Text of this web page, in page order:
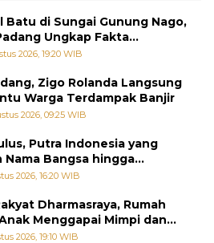
Batu di Sungai Gunung Nago,
Ungkap Fakta
2026, 19:20 WIB
Zigo Rolanda Langsung
Warga Terdampak Banjir
2026, 09:25 WIB
Putra Indonesia yang
Nama Bangsa hingga
dalam Buku Jepang
2026, 16:20 WIB
Dharmasraya, Rumah
Menggapai Mimpi dan
Kemiskinan
2026, 19:10 WIB